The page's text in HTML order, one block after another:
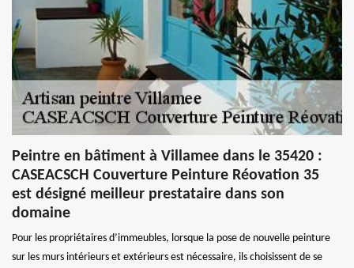
Peintre en bâtiment à Villamee dans le 35420 :
CASEACSCH Couverture Peinture Réovation 35
est désigné meilleur prestataire dans son
domaine
Pour les propriétaires d’immeubles, lorsque la pose de nouvelle peinture
sur les murs intérieurs et extérieurs est nécessaire, ils choisissent de se